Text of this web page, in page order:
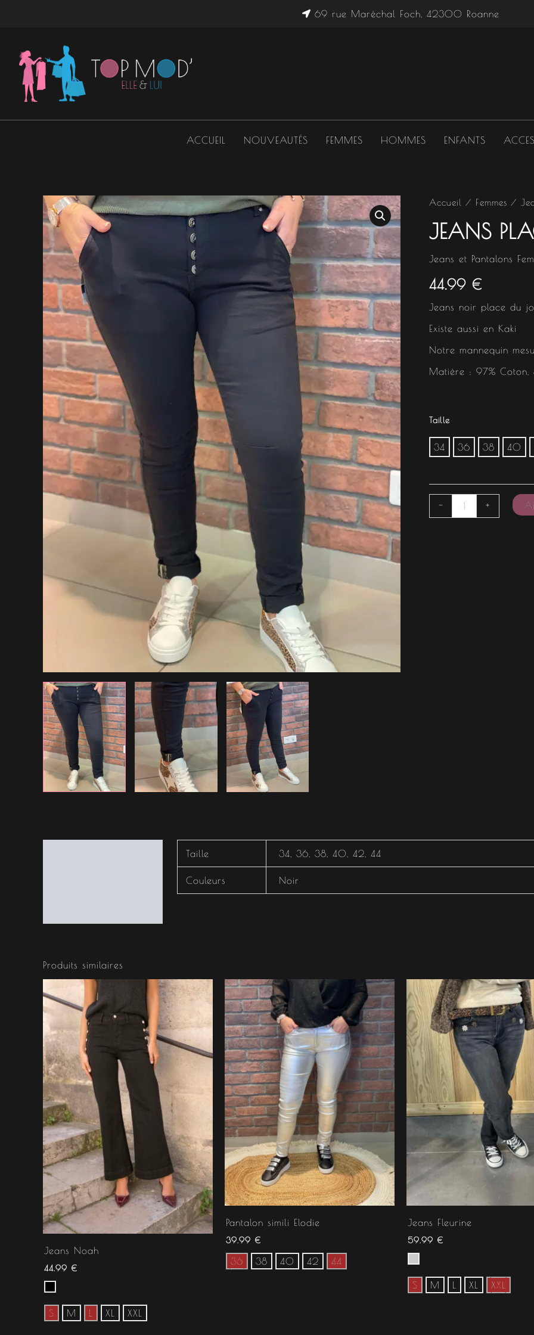
69 rue Maréchal Foch, 42300 Roanne
ACCUEIL NOUVEAUTÉS FEMMES HOMMES ENFANTS
Accueil / Femmes /
JEANS
Jeans et Pantalons
44.99 €
Jeans noir place du
Existe aussi en Kaki
Notre mannequin
Matière : 97% Coton,
Taille
34 36 38 40
-
quantité
Jeans
Place
jour
+
Taille 34 ,36 ,38 ,40 ,42 ,44
Couleurs Noir
Produits similaires
Jeans Noah
44.99 €
S M L XL XXL
Pantalon simili Elodie
39.99 €
36 38 40 42 44
Jeans Fleurine
59.99 €
S M L XL XXL